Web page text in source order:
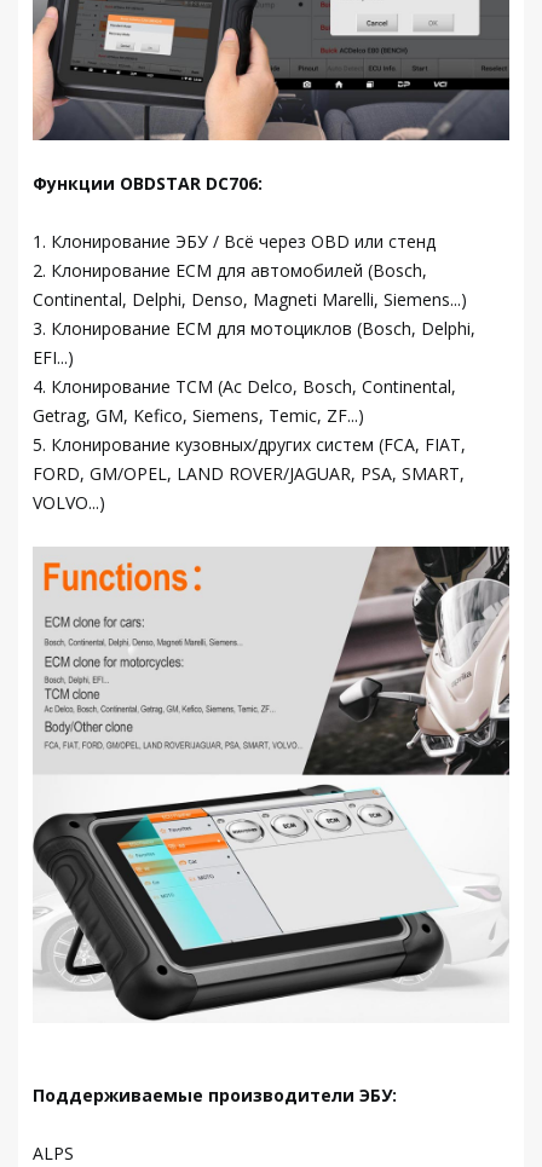
Функции OBDSTAR DC706:
1. Клонирование ЭБУ / Всё через OBD или стенд
2. Клонирование ECM для автомобилей (Bosch,
Continental, Delphi, Denso, Magneti Marelli, Siemens...)
3. Клонирование ECM для мотоциклов (Bosch, Delphi,
EFI...)
4. Клонирование TCM (Ac Delco, Bosch, Continental,
Getrag, GM, Kefico, Siemens, Temic, ZF...)
5. Клонирование кузовных/других систем (FCA, FIAT,
FORD, GM/OPEL, LAND ROVER/JAGUAR, PSA, SMART,
VOLVO...)
Поддерживаемые производители ЭБУ:
ALPS